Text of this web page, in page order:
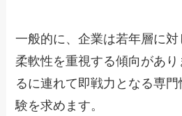
一般的に、企業は若年層に
柔軟性を重視する傾向があ
るに連れて即戦力となる専
験を求めます。